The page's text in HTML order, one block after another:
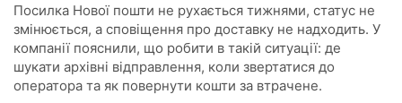
Посилка Нової пошти не рухається тижнями, статус не
змінюється, а сповіщення про доставку не надходить. У
компанії пояснили, що робити в такій ситуації: де
шукати архівні відправлення, коли звертатися до
оператора та як повернути кошти за втрачене.